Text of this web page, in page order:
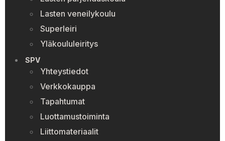
Lasten veneilykoulu
Superleiri
Yläkoululeiritys
SPV
Yhteystiedot
Verkkokauppa
Tapahtumat
Luottamustoiminta
Liittomateriaalit